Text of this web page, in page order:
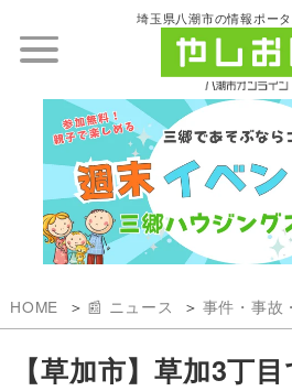
埼玉県八潮市の情報ポー
HOME 📰 ニュース 事件・事故
【草加市】草加3丁